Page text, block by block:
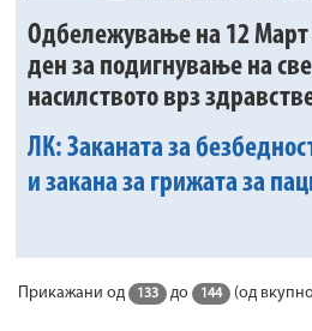
Одбележување на 12 Март
ден за подигнување на
насилството врз
ЛК: Заканата за
и закана за грижата за
Прикажани од 133 до 144 (од вкупно